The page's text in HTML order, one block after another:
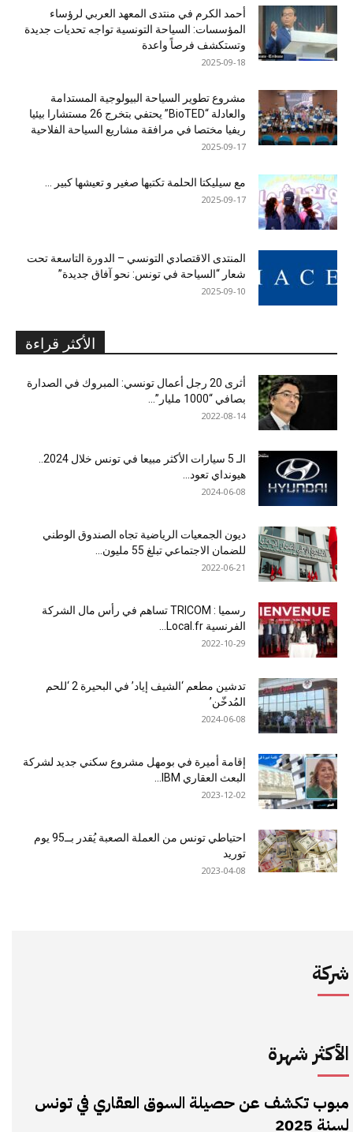
أحمد الكرم في منتدى المعهد العربي لرؤساء
المؤسسات: السياحة التونسية تواجه تحديات جديدة
وتستكشف فرصاً واعدة
2025-09-18
مشروع تطوير السياحة البيولوجية المستدامة
والعادلة “BioTED” يحتفي بتخرج 26 مستشارا بيئيا
ريفيا مختصا في مرافقة مشاريع السياحة الفلاحية
2025-09-17
مع سيليكتا الحلمة تكتبها صغير و تعيشها كبير …
2025-09-17
المنتدى الاقتصادي التونسي – الدورة التاسعة تحت
شعار “السياحة في تونس: نحو آفاق جديدة”
2025-09-10
الأكثر قراءة
أثرى 20 رجل أعمال تونسي: المبروك في الصدارة
بصافي “1000 مليار”...
2022-08-14
هيونداي تعود...
2024-06-08
ديون الجمعيات الرياضية تجاه الصندوق الوطني
للضمان الاجتماعي تبلغ 55 مليون...
2022-06-21
رسميا : TRICOM تساهم في رأس مال الشركة
الفرنسية Local.fr...
2022-10-29
تدشين مطعم ‘الشيف إياد’ في البحيرة 2 ‘للحم
المُدخّن’
2024-06-08
إقامة أميرة في بومهل مشروع سكني جديد لشركة
البعث العقاري IBM...
2023-12-02
احتياطي تونس من العملة الصعبة يُقدر بــ95 يوم
توريد
2023-04-08
شركة
الأكثر شهرة
مبوب تكشف عن حصيلة السوق العقاري في تونس
لسنة 2025